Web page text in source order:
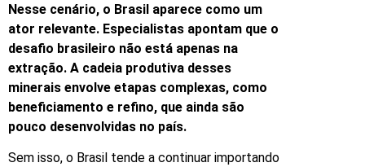
Nesse cenário, o Brasil aparece como um
ator relevante. Especialistas apontam que o
desafio brasileiro não está apenas na
extração. A cadeia produtiva desses
minerais envolve etapas complexas, como
beneficiamento e refino, que ainda são
pouco desenvolvidas no país.
Sem isso, o Brasil tende a continuar importando